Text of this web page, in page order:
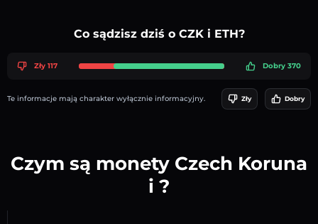
Co sądzisz dziś o CZK i ETH?
Zły 117 Dobry 370
Te informacje mają charakter wyłącznie informacyjny. Zły Dobry
Czym są monety Czech Koruna
i ?